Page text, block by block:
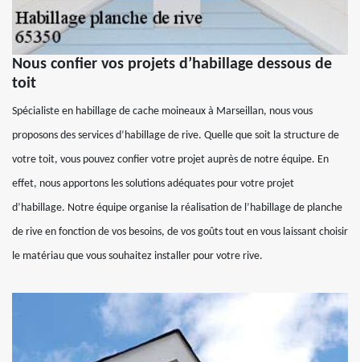
Nous confier vos projets d’habillage dessous de
toit
Spécialiste en habillage de cache moineaux à Marseillan, nous vous
proposons des services d’habillage de rive. Quelle que soit la structure de
votre toit, vous pouvez confier votre projet auprès de notre équipe. En
effet, nous apportons les solutions adéquates pour votre projet
d’habillage. Notre équipe organise la réalisation de l’habillage de planche
de rive en fonction de vos besoins, de vos goûts tout en vous laissant choisir
le matériau que vous souhaitez installer pour votre rive.